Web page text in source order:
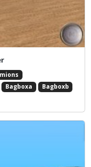
Bagboxa
Bagboxb